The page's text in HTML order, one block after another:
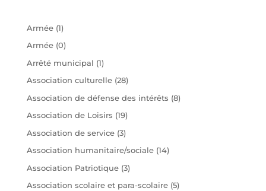
Armée(1)
Armée(0)
Arrêté municipal (1)
Association culturelle(28)
Association de défense des intérêts (8)
Association de Loisirs (19)
Association de service(3)
Association humanitaire/sociale(14)
Association Patriotique(3)
Association scolaire et para-scolaire(5)